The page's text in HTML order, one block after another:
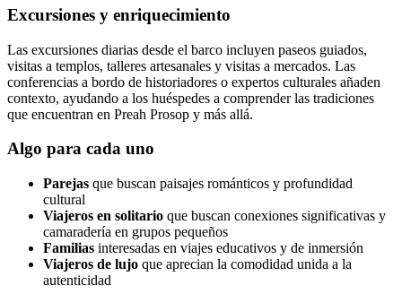
Excursiones y enriquecimiento
Las excursiones diarias desde el barco incluyen paseos guiados,
visitas a templos, talleres artesanales y visitas a mercados. Las
conferencias a bordo de historiadores o expertos culturales añaden
contexto, ayudando a los huéspedes a comprender las tradiciones
que encuentran en Preah Prosop y más allá.
Algo para cada uno
Parejas que buscan paisajes románticos y profundidad
cultural
Viajeros en solitario que buscan conexiones significativas y
camaradería en grupos pequeños
Familias interesadas en viajes educativos y de inmersión
Viajeros de lujo que aprecian la comodidad unida a la
autenticidad